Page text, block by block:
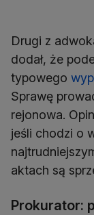
Drugi z
dodał, że
typowego
Sprawę
rejonowa.
jeśli chodzi o
aktach są
Prokurator: